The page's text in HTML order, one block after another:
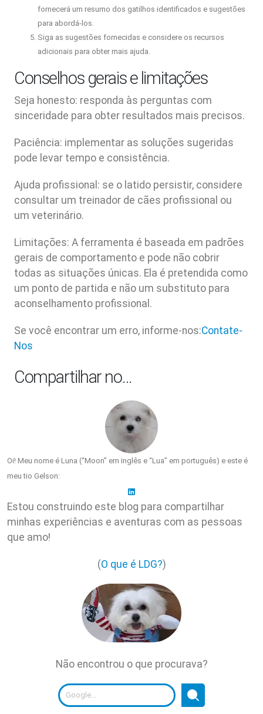
fornecerá um resumo dos gatilhos identificados e sugestões
para abordá-los.
Siga as sugestões fornecidas e considere os recursos
adicionais para obter mais ajuda.
Conselhos gerais e limitações
Seja honesto: responda às perguntas com
sinceridade para obter resultados mais precisos.
Paciência: implementar as soluções sugeridas
pode levar tempo e consistência.
Ajuda profissional: se o latido persistir, considere
consultar um treinador de cães profissional ou
um veterinário.
Limitações: A ferramenta é baseada em padrões
gerais de comportamento e pode não cobrir
todas as situações únicas. Ela é pretendida como
um ponto de partida e não um substituto para
aconselhamento profissional.
Se você encontrar um erro, informe-nos:Contate-
Nos
Compartilhar no…
Oi! Meu nome é Luna (“Moon” em inglês e “Lua” em português) e este é
meu tio Gelson:
Estou construindo este blog para compartilhar
minhas experiências e aventuras com as pessoas
que amo!
(O que é LDG?)
Não encontrou o que procurava?